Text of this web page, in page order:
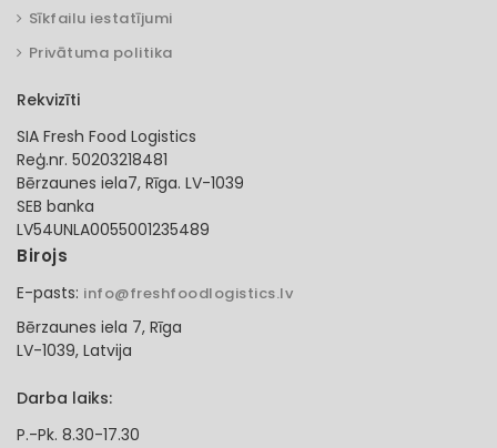
Sīkfailu iestatījumi
Privātuma politika
Rekvizīti
SIA Fresh Food Logistics
Reģ.nr. 50203218481
Bērzaunes iela7, Rīga. LV-1039
SEB banka
LV54UNLA0055001235489
Birojs
E-pasts: info@freshfoodlogistics.lv
Bērzaunes iela 7, Rīga
LV-1039, Latvija
Darba laiks:
P.-Pk. 8.30-17.30